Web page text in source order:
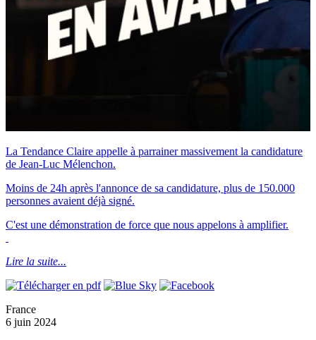
La Tendance Claire appelle à parrainer massivement la candidature
de Jean-Luc Mélenchon.
Moins de 24h après l'annonce de sa candidature, plus de 150.000
personnes avaient déjà signé.
C'est une démonstration de force que nous appelons à amplifier.
Lire la suite...
France
6 juin 2024